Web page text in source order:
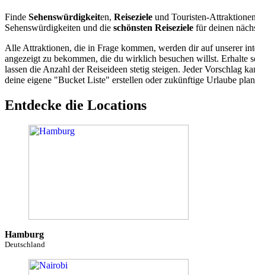
Finde Sehenswürdigkeiten, Reiseziele und Touristen-
Sehenswürdigkeiten und die schönsten Reiseziele für deinen
Alle Attraktionen, die in Frage kommen, werden dir auf unserer
angezeigt zu bekommen, die du wirklich besuchen willst. Erhalte
lassen die Anzahl der Reiseideen stetig steigen. Jeder Vorschlag
deine eigene "Bucket Liste" erstellen oder zukünftige Urlaube
Entdecke die Locations
Hamburg
Deutschland